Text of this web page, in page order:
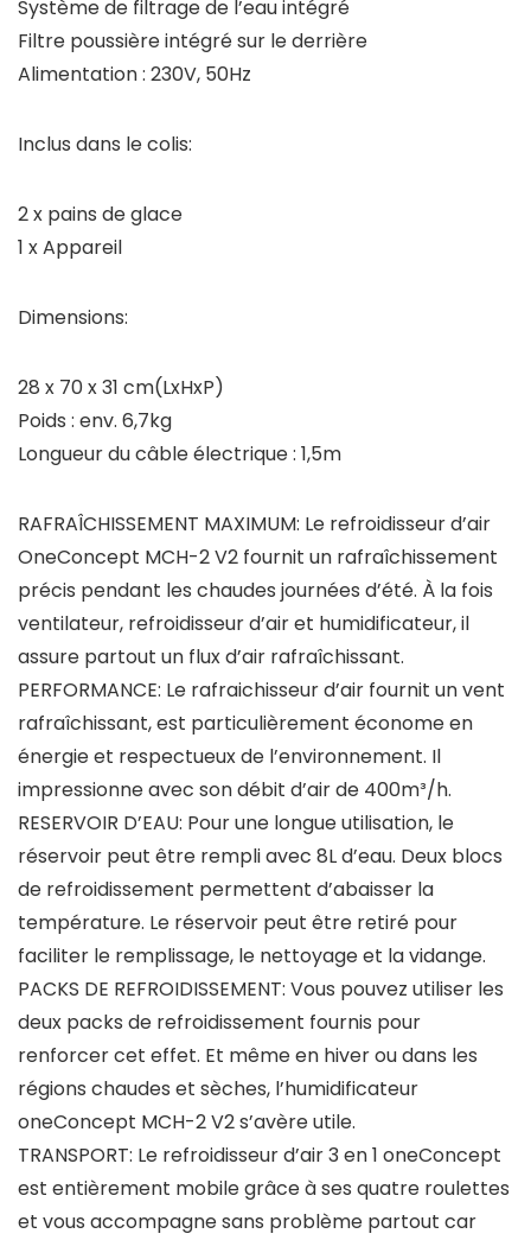
Système de filtrage de l’eau intégré
Filtre poussière intégré sur le derrière
Alimentation : 230V, 50Hz
Inclus dans le colis:
2 x pains de glace
1 x Appareil
Dimensions:
28 x 70 x 31 cm(LxHxP)
Poids : env. 6,7kg
Longueur du câble électrique : 1,5m
RAFRAÎCHISSEMENT MAXIMUM: Le refroidisseur d’air
OneConcept MCH-2 V2 fournit un rafraîchissement
précis pendant les chaudes journées d’été. À la fois
ventilateur, refroidisseur d’air et humidificateur, il
assure partout un flux d’air rafraîchissant.
PERFORMANCE: Le rafraichisseur d’air fournit un vent
rafraîchissant, est particulièrement économe en
énergie et respectueux de l’environnement. Il
impressionne avec son débit d’air de 400m³/h.
RESERVOIR D’EAU: Pour une longue utilisation, le
réservoir peut être rempli avec 8L d’eau. Deux blocs
de refroidissement permettent d’abaisser la
température. Le réservoir peut être retiré pour
faciliter le remplissage, le nettoyage et la vidange.
PACKS DE REFROIDISSEMENT: Vous pouvez utiliser les
deux packs de refroidissement fournis pour
renforcer cet effet. Et même en hiver ou dans les
régions chaudes et sèches, l’humidificateur
oneConcept MCH-2 V2 s’avère utile.
TRANSPORT: Le refroidisseur d’air 3 en 1 oneConcept
est entièrement mobile grâce à ses quatre roulettes
et vous accompagne sans problème partout car